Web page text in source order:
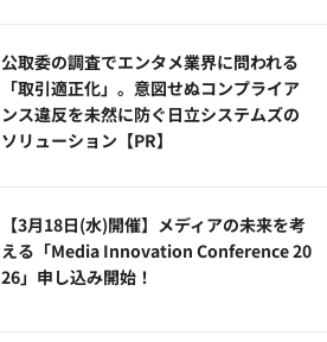
公​​取委の調査でエンタメ業界に問われる
「取引適正化」。意図せぬコンプライア
ンス違反を未然に防ぐ日立システムズの
ソリューション​【PR】
【3月18日(水)開催】メディアの未来を考
える「Media Innovation Conference 20
26」申し込み開始！